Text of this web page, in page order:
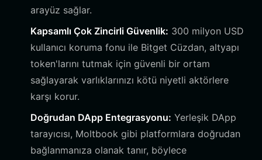
arayüz sağlar.
Kapsamlı Çok Zincirli Güvenlik: 300 milyon USD
kullanıcı koruma fonu ile Bitget Cüzdan, altyapı
token'larını tutmak için güvenli bir ortam
sağlayarak varlıklarınızı kötü niyetli aktörlere
karşı korur.
Doğrudan DApp Entegrasyonu: Yerleşik DApp
tarayıcısı, Moltbook gibi platformlara doğrudan
bağlanmanıza olanak tanır, böylece